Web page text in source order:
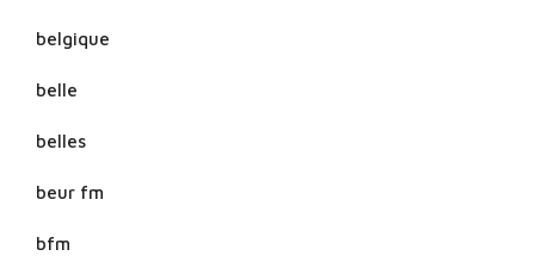
belgique
belle
belles
beur fm
bfm